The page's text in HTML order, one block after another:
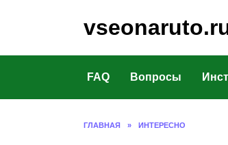
FAQ Вопросы
ГЛАВНАЯ » ИНТЕРЕСНО